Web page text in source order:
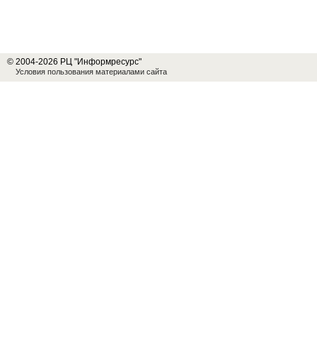
© 2004-2026 РЦ "Информресурс"
Условия пользования материалами сайта